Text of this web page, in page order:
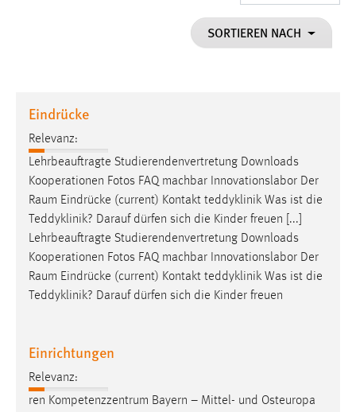
SORTIEREN NACH
Eindrücke
Relevanz:
Lehrbeauftragte Studierendenvertretung Downloads
Kooperationen Fotos FAQ machbar Innovationslabor Der
Raum Eindrücke (current) Kontakt teddyklinik Was ist die
Teddyklinik? Darauf dürfen sich die Kinder freuen [...]
Lehrbeauftragte Studierendenvertretung Downloads
Kooperationen Fotos FAQ machbar Innovationslabor Der
Raum Eindrücke (current) Kontakt teddyklinik Was ist die
Teddyklinik? Darauf dürfen sich die Kinder freuen
Einrichtungen
Relevanz:
ren Kompetenzzentrum Bayern – Mittel- und Osteuropa
Performance
Name:
staticfilecache
Zweck:
Für performante Seitenauslieferung wird in diesem Cookie
gespeichert, ob man eingeloggt ist.
Sprachpräferenz
Name:
Das Cookie speichert die gewählte Sprache der Website.
Cookie Laufzeit:
30 Tage